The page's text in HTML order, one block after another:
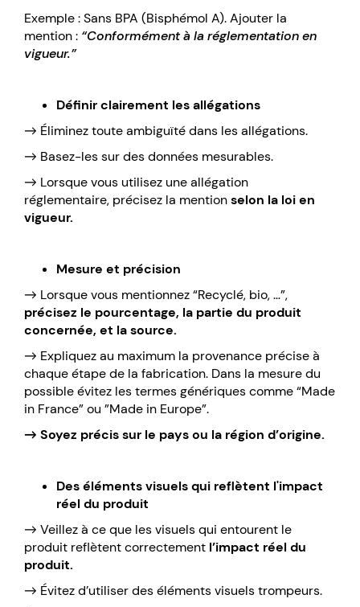
Exemple : Sans BPA (Bisphémol A). Ajouter la
mention : “Conformément à la réglementation en
vigueur.”
Définir clairement les allégations
→ Éliminez toute ambiguïté dans les allégations.
→ Basez-les sur des données mesurables.
→ Lorsque vous utilisez une allégation
réglementaire, précisez la mentionselon la loi en
vigueur.
Mesure et précision
→ Lorsque vous mentionnez “Recyclé, bio, …”,
précisez le pourcentage, la partie du produit
concernée, et la source.
→ Expliquez au maximum la provenance précise à
chaque étape de la fabrication. Dans la mesure du
possible évitez les termes génériques comme “Made
in France” ou ”Made in Europe”.
→ Soyez précis sur le pays ou la région d’origine.
Des éléments visuels qui reflètent l'impact
réel du produit
→ Veillez à ce que les visuels qui entourent le
produit reflètent correctement l’impact réel du
produit.
→ Évitez d’utiliser des éléments visuels trompeurs.